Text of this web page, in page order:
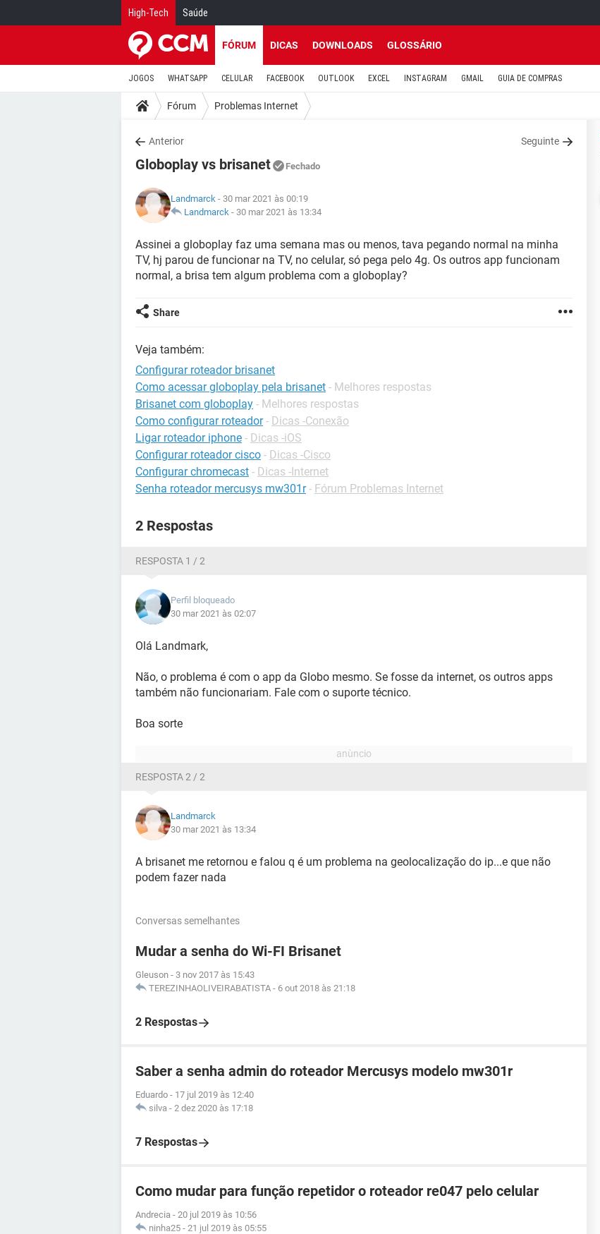
High-Tech Saúde
FÓRUM DICAS DOWNLOADS GLOSSÁRIO
JOGOS WHATSAPP CELULAR FACEBOOK OUTLOOK EXCEL INSTAGRAM GMAIL GUIA DE COMPRAS
Fórum Problemas Internet
Anterior Seguinte
Globoplay vs brisanet Fechado
Landmarck - 30 mar 2021 às 00:19
Landmarck - 30 mar 2021 às 13:34
Assinei a globoplay faz uma semana mas ou menos, tava pegando normal na minha
TV, hj parou de funcionar na TV, no celular, só pega pelo 4g. Os outros app funcionam
normal, a brisa tem algum problema com a globoplay?
Share
Veja também:
Configurar roteador brisanet
Como acessar globoplay pela brisanet - Melhores respostas
Brisanet com globoplay - Melhores respostas
Como configurar roteador - Dicas -Conexão
Ligar roteador iphone - Dicas -iOS
Configurar roteador cisco - Dicas -Cisco
Configurar chromecast - Dicas -Internet
Senha roteador mercusys mw301r - Fórum Problemas Internet
2 Respostas
RESPOSTA 1 / 2
Perfil bloqueado
30 mar 2021 às 02:07
Olá Landmark,
Não, o problema é com o app da Globo mesmo. Se fosse da internet, os outros apps
também não funcionariam. Fale com o suporte técnico.
Boa sorte
RESPOSTA 2 / 2
Landmarck
30 mar 2021 às 13:34
A brisanet me retornou e falou q é um problema na geolocalização do ip...e que não
podem fazer nada
Conversas semelhantes
Mudar a senha do Wi-FI Brisanet
Gleuson - 3 nov 2017 às 15:43
TEREZINHAOLIVEIRABATISTA - 6 out 2018 às 21:18
2 Respostas
Saber a senha admin do roteador Mercusys modelo mw301r
Eduardo - 17 jul 2019 às 12:40
silva - 2 dez 2020 às 17:18
7 Respostas
Como mudar para função repetidor o roteador re047 pelo celular
Andrecia - 20 jul 2019 às 10:56
ninha25 - 21 jul 2019 às 05:55